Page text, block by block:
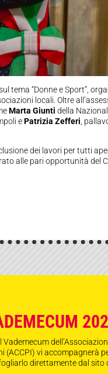
tema “Donne e Sport”,
locali. Oltre
Marta Giunti della
ePatrizia Zefferi ,
dei lavori per tutti
alle pari opportunità del
Vademecum
(ACCPI) vi accompagnerà
direttamente dal sito